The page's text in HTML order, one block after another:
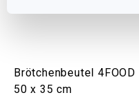
Brötchenbeutel 4FOOD
50 x 35 cm